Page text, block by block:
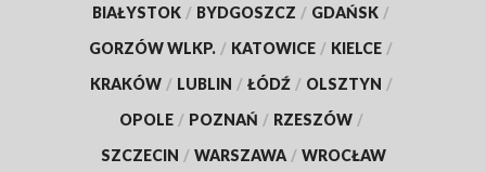
BIAŁYSTOK / BYDGOSZCZ / GDAŃSK /
GORZÓW WLKP. / KATOWICE / KIELCE /
KRAKÓW / LUBLIN / ŁÓDŹ / OLSZTYN /
OPOLE / POZNAŃ / RZESZÓW /
SZCZECIN / WARSZAWA / WROCŁAW